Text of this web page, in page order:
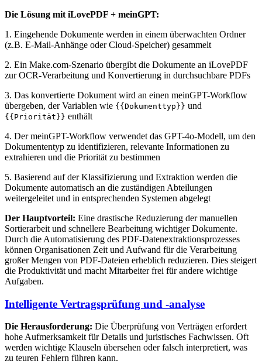
Die Lösung mit iLovePDF + meinGPT:
1. Eingehende Dokumente werden in einem überwachten Ordner
(z.B. E-Mail-Anhänge oder Cloud-Speicher) gesammelt
2. Ein Make.com-Szenario übergibt die Dokumente an iLovePDF
zur OCR-Verarbeitung und Konvertierung in durchsuchbare PDFs
3. Das konvertierte Dokument wird an einen meinGPT-Workflow
übergeben, der Variablen wie {{Dokumenttyp}} und
{{Priorität}} enthält
4. Der meinGPT-Workflow verwendet das GPT-4o-Modell, um den
Dokumententyp zu identifizieren, relevante Informationen zu
extrahieren und die Priorität zu bestimmen
5. Basierend auf der Klassifizierung und Extraktion werden die
Dokumente automatisch an die zuständigen Abteilungen
weitergeleitet und in entsprechenden Systemen abgelegt
Der Hauptvorteil: Eine drastische Reduzierung der manuellen
Sortierarbeit und schnellere Bearbeitung wichtiger Dokumente.
Durch die Automatisierung des PDF-Datenextraktionsprozesses
können Organisationen Zeit und Aufwand für die Verarbeitung
großer Mengen von PDF-Dateien erheblich reduzieren. Dies steigert
die Produktivität und macht Mitarbeiter frei für andere wichtige
Aufgaben.
Intelligente Vertragsprüfung und -analyse
Die Herausforderung: Die Überprüfung von Verträgen erfordert
hohe Aufmerksamkeit für Details und juristisches Fachwissen. Oft
werden wichtige Klauseln übersehen oder falsch interpretiert, was
zu teuren Fehlern führen kann.